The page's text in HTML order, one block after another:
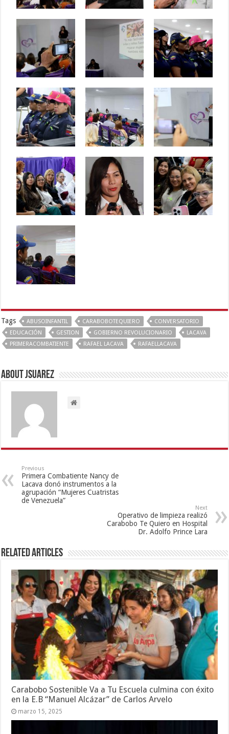
Tags ABUSOINFANTIL CARABOBOTEQUIERO
CONVERSATORIO
EDUCACIÓN
GESTION GOBIERNO REVOLUCIONARIO
LACAVA
PRIMERACOMBATIENTE
RAFAEL LACAVA RAFAELLACAVA
About Jsuarez
Previous
Primera Combatiente Nancy de
Lacava donó instrumentos a la
agrupación “Mujeres Cuatristas
de Venezuela”
Next
Operativo de limpieza realizó
Carabobo Te Quiero en Hospital
Dr. Adolfo Prince Lara
Related Articles
Carabobo Sostenible Va a Tu Escuela culmina con éxito
en la E.B “Manuel Alcázar” de Carlos Arvelo
marzo 15, 2025